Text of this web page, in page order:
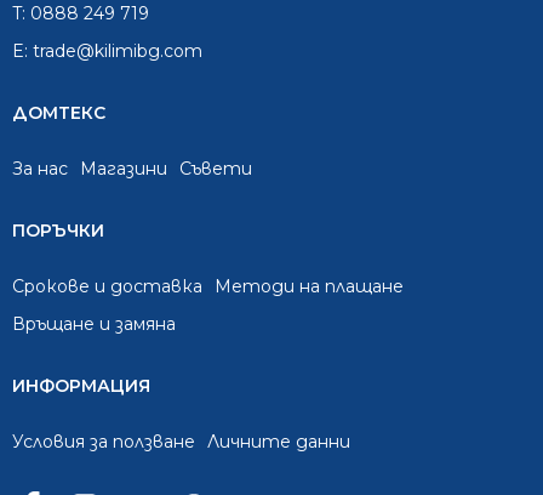
T: 0888 249 719
E: trade@kilimibg.com
ДОМТЕКС
За нас Mагазини Съвети
ПОРЪЧКИ
Срокове и доставка
Методи на плащане
Връщане и замяна
ИНФОРМАЦИЯ
Условия за ползване Личните данни